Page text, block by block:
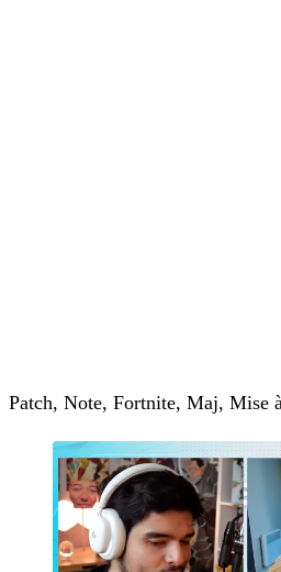
Patch, Note, Fortnite, Maj, Mise